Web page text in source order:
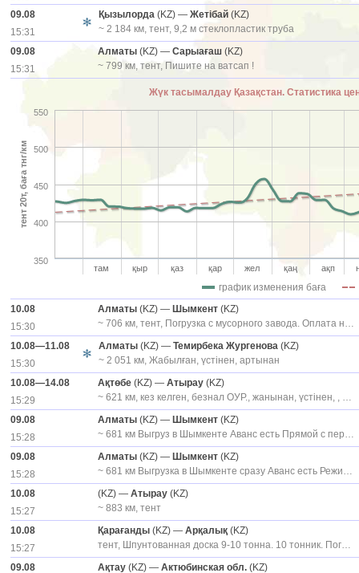
09.08
Қызылорда (KZ) — Жетібай (KZ)
15:31
~ 2 184 км, тент, 9,2 м стеклопластик труба
09.08
Алматы (KZ) — Сарыағаш (KZ)
15:31
~ 799 км, тент, Пишите на ватсап !
Жүк тасымалдау Қазақстан. Статистика
график изменения баға
там қыр қаз қар жел қаң ақп
350
400
450
500
550
тент 20т, баға тнг/км
10.08 Алматы (KZ) — Шымкент (KZ)
15:30
~ 706 км, тент, Погрузка с мусорного завода. Оплата нал/Каспи на выгрузке на руки водителю, без догруза (отдельное авто), жанынан, номера сейчас, только перевозчик
10.08—11.08
Алматы (KZ) — Темирбека Жургенова (KZ)
15:30
~ 2 051 км, Жабылған, үстінен, артынан
10.08—14.08
Ақтөбе (KZ) — Атырау (KZ)
15:29
~ 621 км, кез келген, безнал ОУР., жанынан, үстінен, , номера сейчас
09.08
Алматы (KZ) — Шымкент (KZ)
15:28
~ 681 км Выгруз в Шымкенте Аванс есть Прямой с перевозчиком работаем!, күн сайын, экспедитор, только перевозчик, 1 место погрузки
09.08
Алматы (KZ) — Шымкент (KZ)
15:28
~ 681 км Выгрузка в Шымкенте сразу Аванс есть Режим+5
10.08
(KZ) — Атырау (KZ)
15:27
~ 883 км, тент
10.08
Қарағанды (KZ) — Арқалық (KZ)
15:27
тент, Шпунтованная доска 9-10 тонна. 10 тонник. Погрузка 12:00 дня.
09.08
Ақтау (KZ) — Актюбинская обл. (KZ)